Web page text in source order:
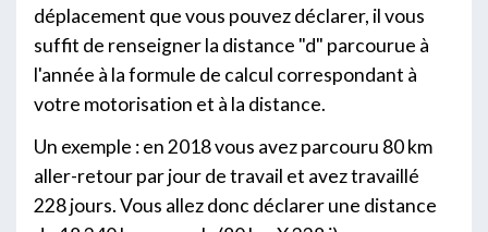
déplacement que vous pouvez déclarer, il vous
suffit de renseigner la distance "d" parcourue à
l'année à la formule de calcul correspondant à
votre motorisation et à la distance.
Un exemple : en 2018 vous avez parcouru 80 km
aller-retour par jour de travail et avez travaillé
228 jours. Vous allez donc déclarer une distance